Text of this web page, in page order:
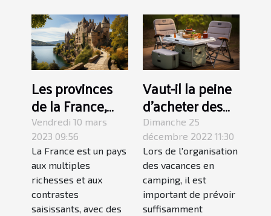
Les provinces
de la France,
des lieux
magnifiques à
visiter au moins
une fois dans sa
vie
Vendredi 10 mars
2023 09:56
La France est un pays
aux multiples
richesses et aux
contrastes
saisissants, avec des
Vaut-il la peine
d'acheter des
tables de
camping
pliantes ?
Dimanche 25
décembre 2022 11:30
Lors de l'organisation
des vacances en
camping, il est
important de prévoir
suffisamment